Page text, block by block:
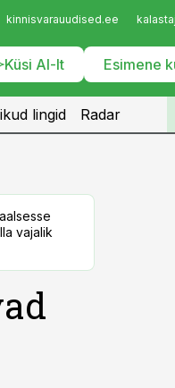
kinnisvarauudised.ee
Küsi AI-lt Esimene
lingid Radar
vajalik